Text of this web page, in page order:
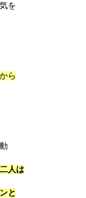
を
ら
人は
と